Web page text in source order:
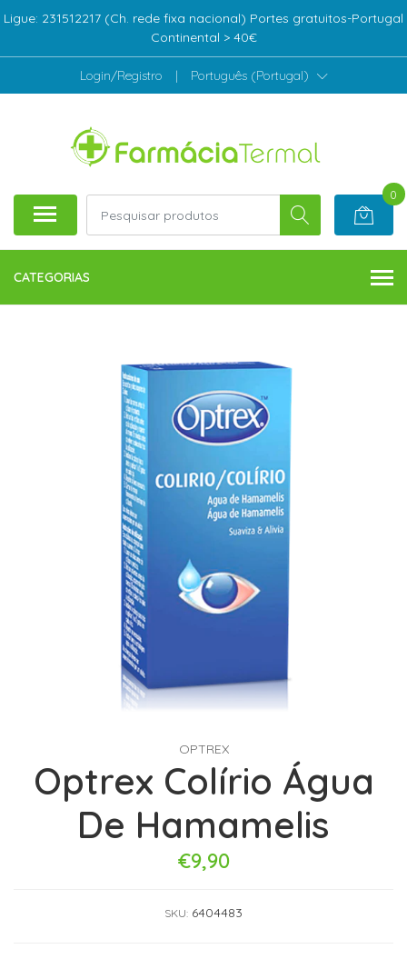
Ligue: 231512217 (Ch. rede fixa nacional) Portes gratuitos-Portugal
Continental > 40€
Login/Registro | Português (Portugal)
0
CATEGORIAS
OPTREX
Optrex Colírio Água
De Hamamelis
€9,90
SKU: 6404483